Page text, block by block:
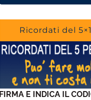
Ricordati del
FIRMA E INDICA IL